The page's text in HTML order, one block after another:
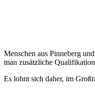
Menschen aus Pinneberg
man zusätzliche
Es lohnt sich daher, im